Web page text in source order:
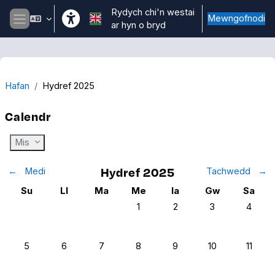
Mynd i'r prif gynnwys
Side panel
Rydych chi'n westai
ar hyn o bryd
Mewngofnodi
Hafan Hydref 2025
Calendr
Mis
← Medi Hydref 2025 Tachwedd
→
Sul
Su Llun
Ll Mawrth
Ma Mercher
Me Iau
Ia Gwener
Gw
Sa
No events, Dydd Mercher, 1
1 No events, Dydd Iau, 2
2 No events,
3 No
4
No events, Dydd Sul, 5 Hydref
5 No events, Dydd Llun, 6 Hydref
6 No events, Dydd Mawrth, 7 Hydref
7 No events, Dydd Mercher, 8
8 No events, Dydd Iau, 9
9 No events,
10 No
11